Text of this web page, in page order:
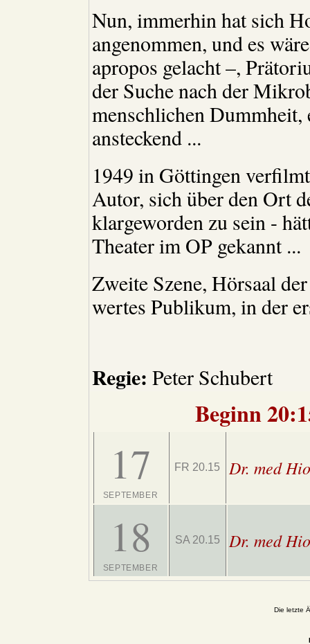
Nun, immerhin hat sich
angenommen, und es
apropos gelacht –,
der Suche nach der
menschlichen
ansteckend ...
1949 in Göttingen
Autor, sich über den Ort
klargeworden zu sein -
Theater im OP gekannt ...
Zweite Szene, Hörsaal
wertes Publikum, in der
Regie: Peter Schubert
Beginn
17
SEPTEMBER
FR 20.15 Dr. med
18
SEPTEMBER
SA 20.15 Dr. med
Die letzte